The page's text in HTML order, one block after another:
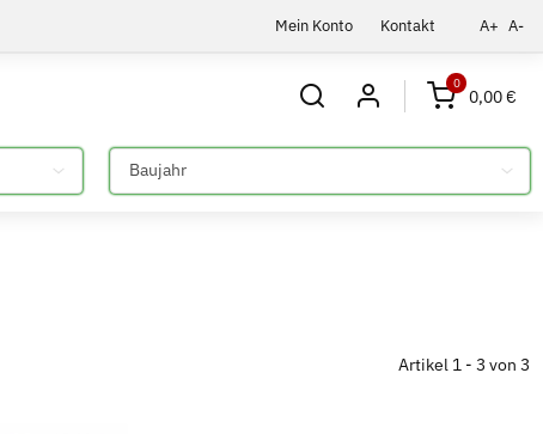
Mein Konto Kontakt A+ A-
0
0,00 €
Bitte auswählen
Artikel 1 - 3 von 3